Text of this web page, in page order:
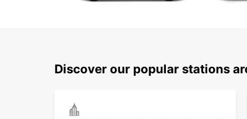
Discover our popular stations